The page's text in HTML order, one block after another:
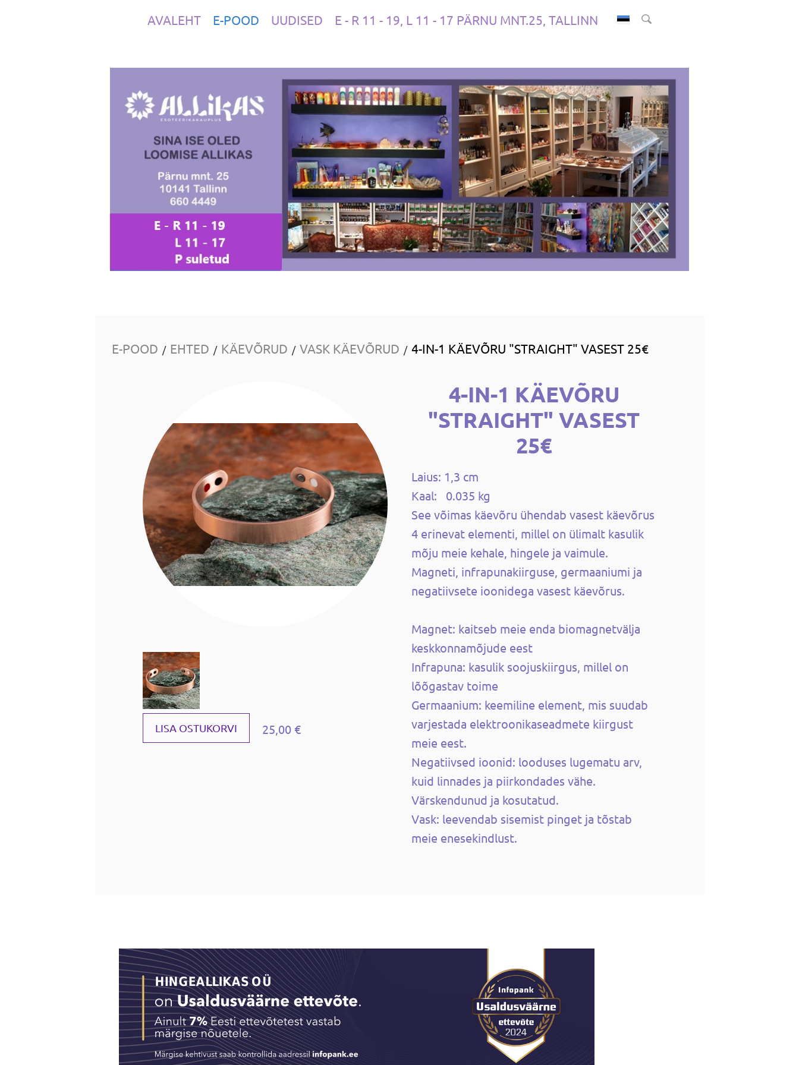
AVALEHT E-POOD UUDISED E - R 11 - 19, L 11 - 17 PÄRNU MNT.25, TALLINN
E-POOD / EHTED / KÄEVÕRUD / VASK KÄEVÕRUD / 4-IN-1 KÄEVÕRU "STRAIGHT" VASEST 25€
LISA OSTUKORVI 25,00 €
4-IN-1 KÄEVÕRU
"STRAIGHT" VASEST
25€
Laius: 1,3 cm
Kaal: 0.035 kg
See võimas käevõru ühendab vasest käevõrus
4 erinevat elementi, millel on ülimalt kasulik
mõju meie kehale, hingele ja vaimule.
Magneti, infrapunakiirguse, germaaniumi ja
negatiivsete ioonidega vasest käevõrus.
Magnet: kaitseb meie enda biomagnetvälja
keskkonnamõjude eest
Infrapuna: kasulik soojuskiirgus, millel on
lõõgastav toime
Germaanium: keemiline element, mis suudab
varjestada elektroonikaseadmete kiirgust
meie eest.
Negatiivsed ioonid: looduses lugematu arv,
kuid linnades ja piirkondades vähe.
Värskendunud ja kosutatud.
Vask: leevendab sisemist pinget ja tõstab
meie enesekindlust.